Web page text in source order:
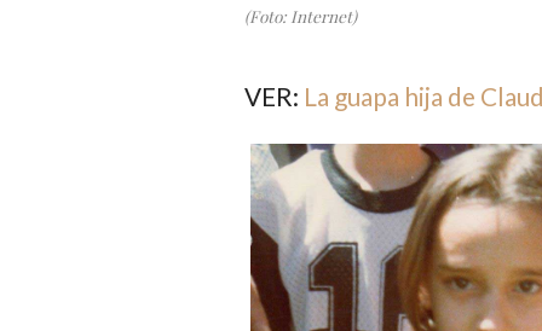
(Foto: Internet)
VER: La guapa hija de